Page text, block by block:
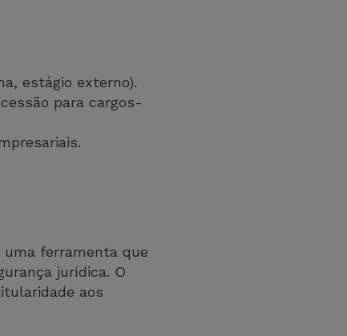
estágio externo).
para cargos-
ferramenta que
jurídica. O
aos